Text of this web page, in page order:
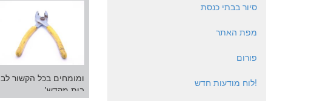
ומומחים בכל הקשור
בית מקדש'...
סיור בבתי כנסת
מפת האתר
פורום
!לוח מודעות חדש